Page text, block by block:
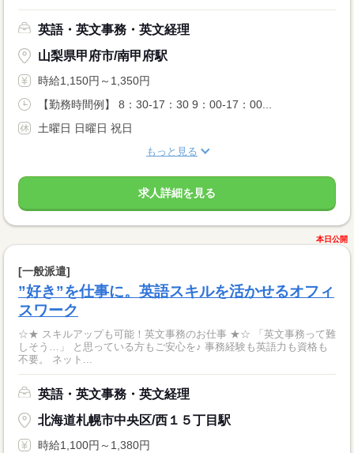
英語・英文事務・英文経理
山梨県甲府市/南甲府駅
時給1,150円～1,350円
【勤務時間例】 8：30-17：30 9：00-17：00...
土曜日 日曜日 祝日
もっと見る
求人詳細を見る
本日公開
[一般派遣]
”好き”を仕事に。英語スキルを活かせるオフィ
スワーク
☆★ スキルアップも可能！英文事務のお仕事 ★☆ 「英文事務って難
しそう…」 と思っている方もご安心を♪ 事務経験も英語力も資格も
不要。 ネット...
英語・英文事務・英文経理
北海道札幌市中央区/西１５丁目駅
時給1,100円～1,380円